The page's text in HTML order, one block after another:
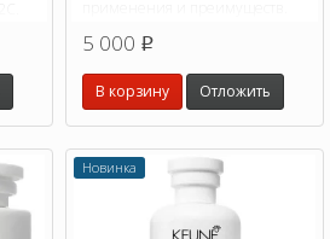
5 000 p
В корзину Отложить
Новинка